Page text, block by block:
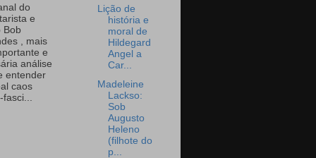
do
e
Bob
, mais
e
análise
entender
caos
Lição de
história e
moral de
Hildegard
Angel a
Car...
Madeleine
Lackso:
Sob
Augusto
Heleno
(filhote do
p...